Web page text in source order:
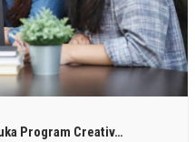
Program Creativ…